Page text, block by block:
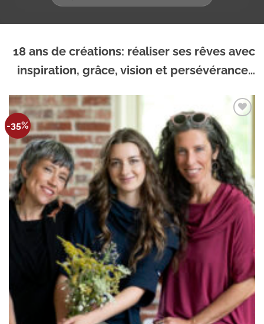
18 ans de créations: réaliser ses rêves avec
inspiration, grâce, vision et persévérance…
-35%
Ajouter
wishlist